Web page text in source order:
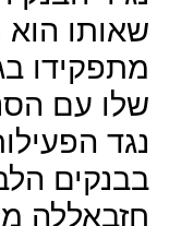
שאותו
מתפקידו
שלו עם
נגד
בבנקים
חזבאללה